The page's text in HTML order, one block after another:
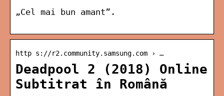
„Cel mai bun amant”.
http s://r2.community.samsung.com › …
Deadpool 2 (2018) Online
Subtitrat în Română